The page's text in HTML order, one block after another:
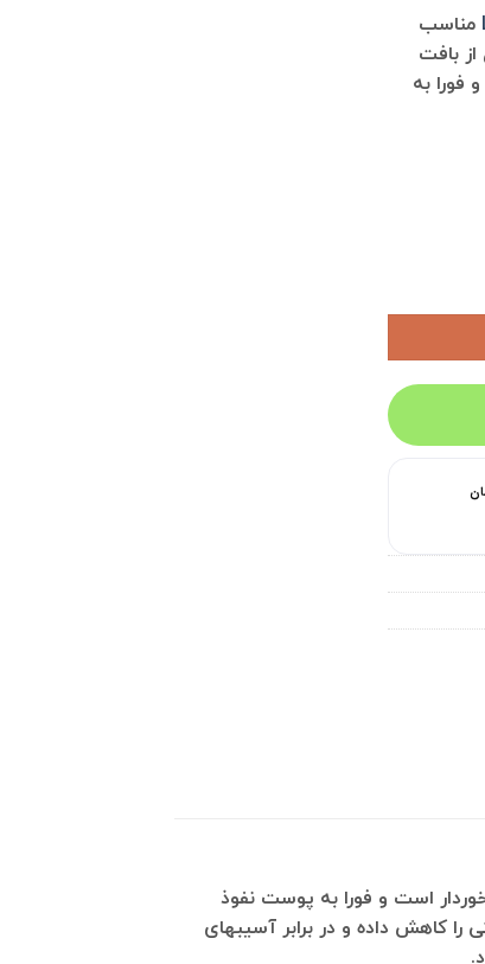
مناسب
حجم 70 میل از بافت
فورا به
کم چرب برخوردار است و فورا به پوست نفوذ
کاهش داده و در برابر آسیبهای